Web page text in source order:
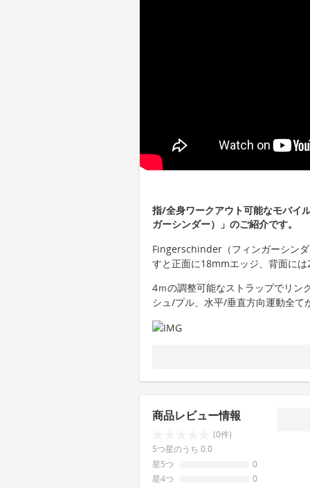
指/全身ワークアウト可能なモバイ
ガーシンダー）」のご紹介です。
Fingerschinder（フィンガーシン
すと正面に18mmエッジ、背面に
4ｍの調整可能なストラップでリン
シュ/プル、水平/垂直方向運動全て
商品レビュー情報
(0件)
5つ星のうち 0.0
星5つ
0
星4つ
0